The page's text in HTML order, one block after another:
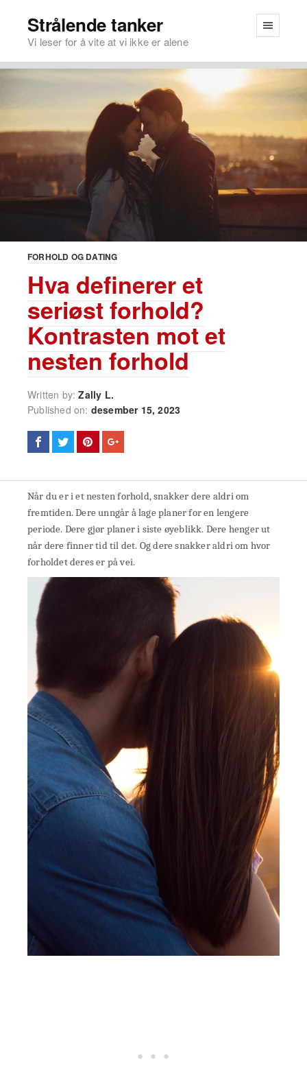
Strålende tanker
Vi leser for å vite at vi ikke er alene
FORHOLD OG DATING
Hva definerer et
seriøst forhold?
Kontrasten mot et
nesten forhold
Written by:Zally L.
Published on: desember 15, 2023
Når du er i et nesten forhold, snakker dere aldri om
fremtiden. Dere unngår å lage planer for en lengere
periode. Dere gjør planer i siste øyeblikk. Dere henger ut
når dere finner tid til det. Og dere snakker aldri om hvor
forholdet deres er på vei.